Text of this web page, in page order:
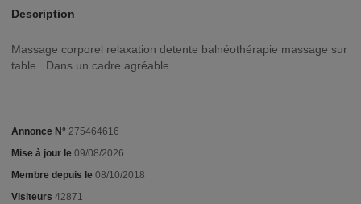
Description
Massage corporel relaxation detente balnéothérapie massage sur
table . Dans un cadre agréable
Annonce N° 275464616
Mise à jour le 09/08/2026
Membre depuis le 08/10/2018
Visiteurs 42871